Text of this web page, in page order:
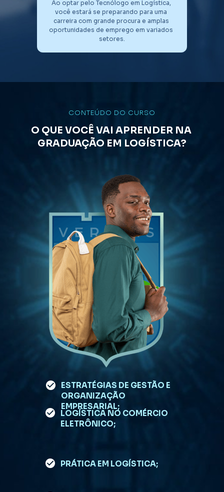
Ao optar pelo Tecnólogo em Logística,
você estará se preparando para uma
carreira com grande procura e amplas
oportunidades de emprego em variados
setores.
O QUE VOCÊ VAI APRENDER NA
GRADUAÇÃO EM LOGÍSTICA?
CONTEÚDO DO CURSO
ESTRATÉGIAS DE GESTÃO E
ORGANIZAÇÃO
EMPRESARIAL;
LOGÍSTICA NO COMÉRCIO
ELETRÔNICO;
PRÁTICA EM LOGÍSTICA;